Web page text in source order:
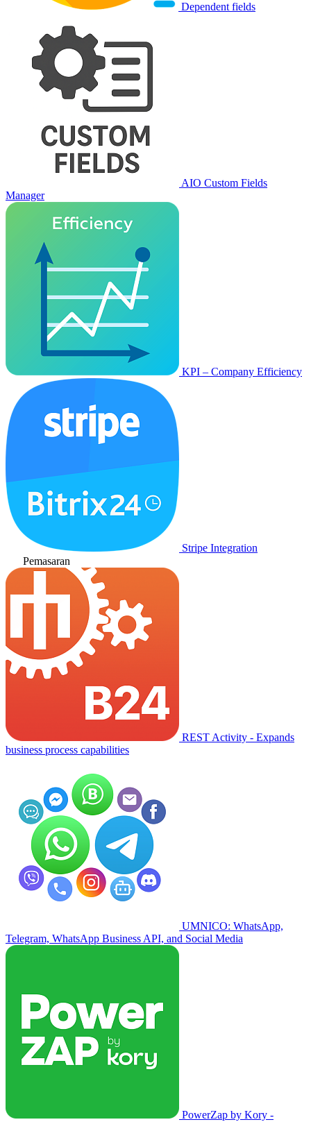
Dependent fields
AIO Custom Fields
Manager
KPI – Company Efficiency
Stripe Integration
Pemasaran
REST Activity - Expands
business process capabilities
UMNICO: WhatsApp,
Telegram, WhatsApp Business API, and Social Media
PowerZap by Kory -